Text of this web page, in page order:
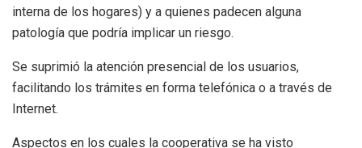
interna de los hogares) y a quienes padecen alguna
patología que podría implicar un riesgo.
Se suprimió la atención presencial de los usuarios,
facilitando los trámites en forma telefónica o a través de
Internet.
Aspectos en los cuales la cooperativa se ha visto